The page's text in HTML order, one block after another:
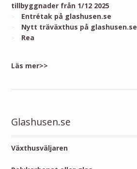
tillbyggnader från 1/12 2025
Entrétak på glashusen.se
Nytt träväxthus på glashusen.se
Rea
Läs mer>>
Glashusen.se
Växthusväljaren